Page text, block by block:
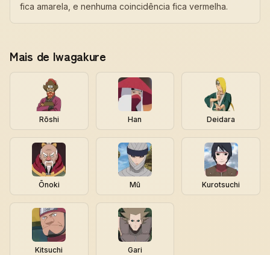
fica amarela, e nenhuma coincidência fica vermelha.
Mais de Iwagakure
Rōshi Han Deidara
Ōnoki Mū Kurotsuchi
Kitsuchi Gari